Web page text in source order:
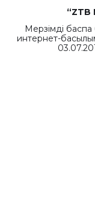
“ZTB
Мерзімді баспа
интернет-